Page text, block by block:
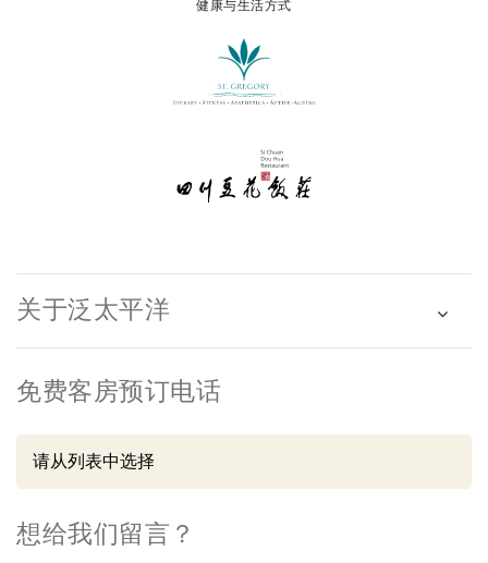
健康与生活方式
关于泛太平洋
免费客房预订电话
想给我们留言？